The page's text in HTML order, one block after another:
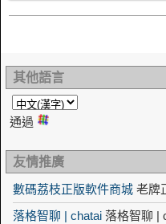
其他語言
通過
友情推廣
數碼荔枝正版軟件商城 老牌
落格智聊 | chatai 落格智聊 |